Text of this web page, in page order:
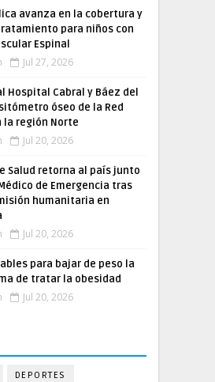
avanza en la cobertura y
para niños con
Espinal
Jul 27, 2026
Hospital Cabral y Báez del
óseo de la Red
la región Norte
Jul 20, 2026
Salud retorna al país junto
de Emergencia tras
humanitaria en
Jul 20, 2026
para bajar de peso la
de tratar la obesidad
Jul 20, 2026
DEPORTES